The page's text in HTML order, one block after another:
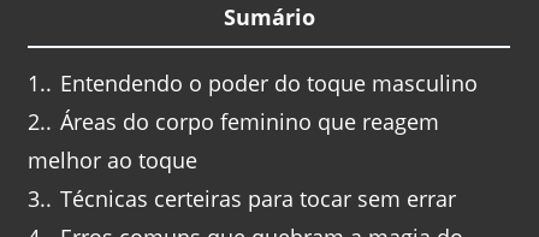
Sumário
1. Entendendo o poder do toque masculino
2. Áreas do corpo feminino que reagem
melhor ao toque
3. Técnicas certeiras para tocar sem errar